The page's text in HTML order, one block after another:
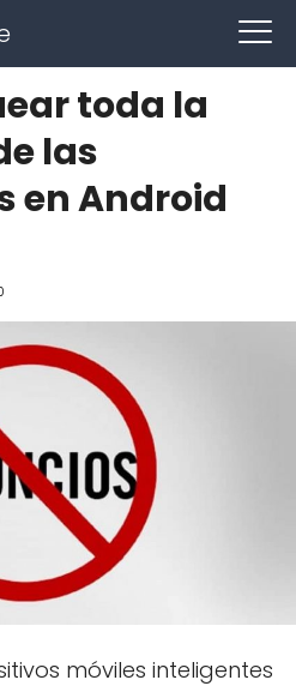
toda la
las
en Android
móviles inteligentes